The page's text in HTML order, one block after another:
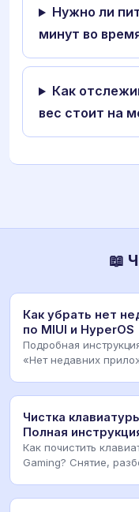
Нужно ли
минут во
Как
вес стоит на
📖
Как убрать нет
по MIUI и HyperOS
Подробная
«Нет недавних
Чистка
Полная
Как почистить
Gaming? Снятие,